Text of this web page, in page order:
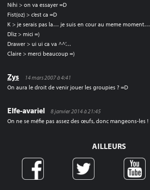
Nihi > on va essayer =D
Fist(oz) > c’est ca =D
K > je serais pas la… je suis en cour au meme moment…
Dliz > mici =)
Drawer > ui ui ca va ^^’…
Claire > merci beaucoup =)
Zys
14 mars 2007 à 4:41
On aura le droit de venir jouer les groupies ? =D
Elfe-avariel
8 janvier 2014 à 21:45
On ne se méfie pas assez des œufs, donc mangeons-les !
AILLEURS